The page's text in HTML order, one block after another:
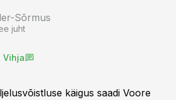
Sõrmus
juht
Vihja
käigus saadi Voore